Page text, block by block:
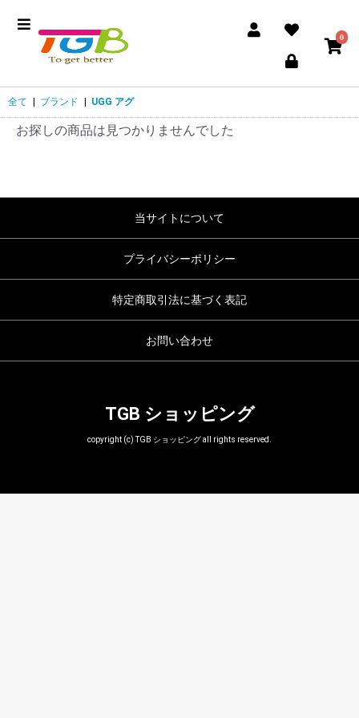
0
全て ブランド UGG アグ
お探しの商品は見つかりませんでした
当サイトについて
プライバシーポリシー
特定商取引法に基づく表記
お問い合わせ
TGB ショッピング
copyright (c) TGB ショッピング all rights reserved.